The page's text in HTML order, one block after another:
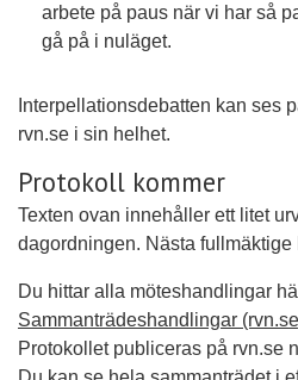
arbete på paus när vi har så
gå på i nuläget.
Interpellationsdebatten kan ses
rvn.se i sin helhet.
Protokoll kommer
Texten ovan innehåller ett litet
dagordningen. Nästa
Du hittar alla möteshandlingar
Sammanträdeshandlingar
Protokollet publiceras på rvn.se